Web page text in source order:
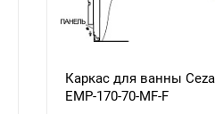
Каркас для ванны
EMP-170-70-MF-F